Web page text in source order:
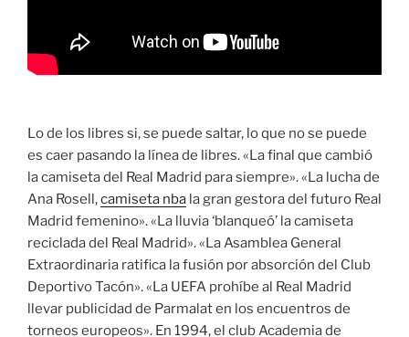
Lo de los libres si, se puede saltar, lo que no se puede
es caer pasando la línea de libres. «La final que cambió
la camiseta del Real Madrid para siempre». «La lucha de
Ana Rosell,camiseta nba la gran gestora del futuro Real
Madrid femenino». «La lluvia ‘blanqueó’ la camiseta
reciclada del Real Madrid». «La Asamblea General
Extraordinaria ratifica la fusión por absorción del Club
Deportivo Tacón». «La UEFA prohíbe al Real Madrid
llevar publicidad de Parmalat en los encuentros de
torneos europeos». En 1994, el club Academia de